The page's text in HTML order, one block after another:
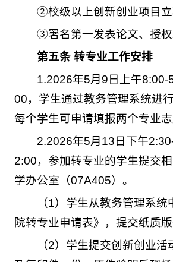
②校级以上创新创业项目立
③署名第一发表论文、授权
第五条 转专业工作安排
1.2026年5月9日上午8:00-
00，学生通过教务管理系统进
每个学生可申请填报两个专业志
2.2026年5月13日下午
2:00，参加转专业的学生提交
学办公室（07A405）。
（1）学生从教务管理系
院转专业申请表》，提交纸质版
（2）学生提交创新创业